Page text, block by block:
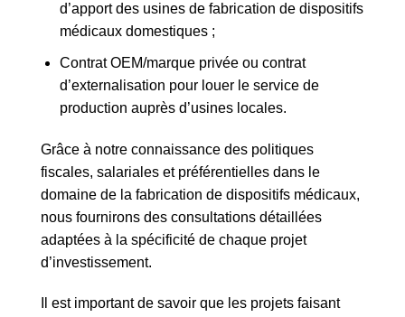
d’apport des usines de fabrication de dispositifs
médicaux domestiques ;
Contrat OEM/marque privée ou contrat
d’externalisation pour louer le service de
production auprès d’usines locales.
Grâce à notre connaissance des politiques
fiscales, salariales et préférentielles dans le
domaine de la fabrication de dispositifs médicaux,
nous fournirons des consultations détaillées
adaptées à la spécificité de chaque projet
d’investissement.
Il est important de savoir que les projets faisant